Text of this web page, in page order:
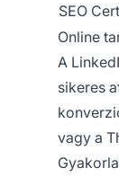
SEO
Online
A
sikeres
vagy a